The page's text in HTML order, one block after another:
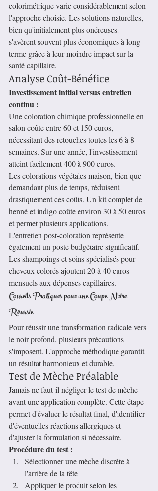
colorimétrique varie considérablement selon
l'approche choisie. Les solutions naturelles,
bien qu'initialement plus onéreuses,
s'avèrent souvent plus économiques à long
terme grâce à leur moindre impact sur la
santé capillaire.
Analyse Coût-Bénéfice
Investissement initial versus entretien
continu :
Une coloration chimique professionnelle en
salon coûte entre 60 et 150 euros,
nécessitant des retouches toutes les 6 à 8
semaines. Sur une année, l'investissement
atteint facilement 400 à 900 euros.
Les colorations végétales maison, bien que
demandant plus de temps, réduisent
drastiquement ces coûts. Un kit complet de
henné et indigo coûte environ 30 à 50 euros
et permet plusieurs applications.
L'entretien post-coloration représente
également un poste budgétaire significatif.
Les shampoings et soins spécialisés pour
cheveux colorés ajoutent 20 à 40 euros
mensuels aux dépenses capillaires.
Conseils Pratiques pour une Coupe Noire
Réussie
Pour réussir une transformation radicale vers
le noir profond, plusieurs précautions
s'imposent. L'approche méthodique garantit
un résultat harmonieux et durable.
Test de Mèche Préalable
Jamais ne faut-il négliger le test de mèche
avant une application complète. Cette étape
permet d'évaluer le résultat final, d'identifier
d'éventuelles réactions allergiques et
d'ajuster la formulation si nécessaire.
Procédure du test :
Sélectionner une mèche discrète à
l'arrière de la tête
Appliquer le produit selon les